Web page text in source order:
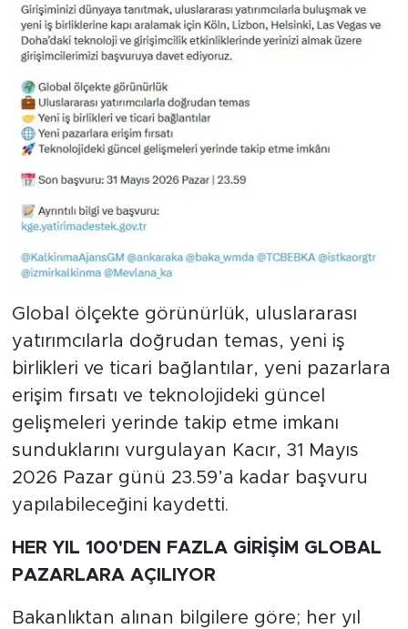
Global ölçekte görünürlük, uluslararası
yatırımcılarla doğrudan temas, yeni iş
birlikleri ve ticari bağlantılar, yeni pazarlara
erişim fırsatı ve teknolojideki güncel
gelişmeleri yerinde takip etme imkanı
sunduklarını vurgulayan Kacır, 31 Mayıs
2026 Pazar günü 23.59’a kadar başvuru
yapılabileceğini kaydetti.
HER YIL 100'DEN FAZLA GİRİŞİM GLOBAL
PAZARLARA AÇILIYOR
Bakanlıktan alınan bilgilere göre; her yıl